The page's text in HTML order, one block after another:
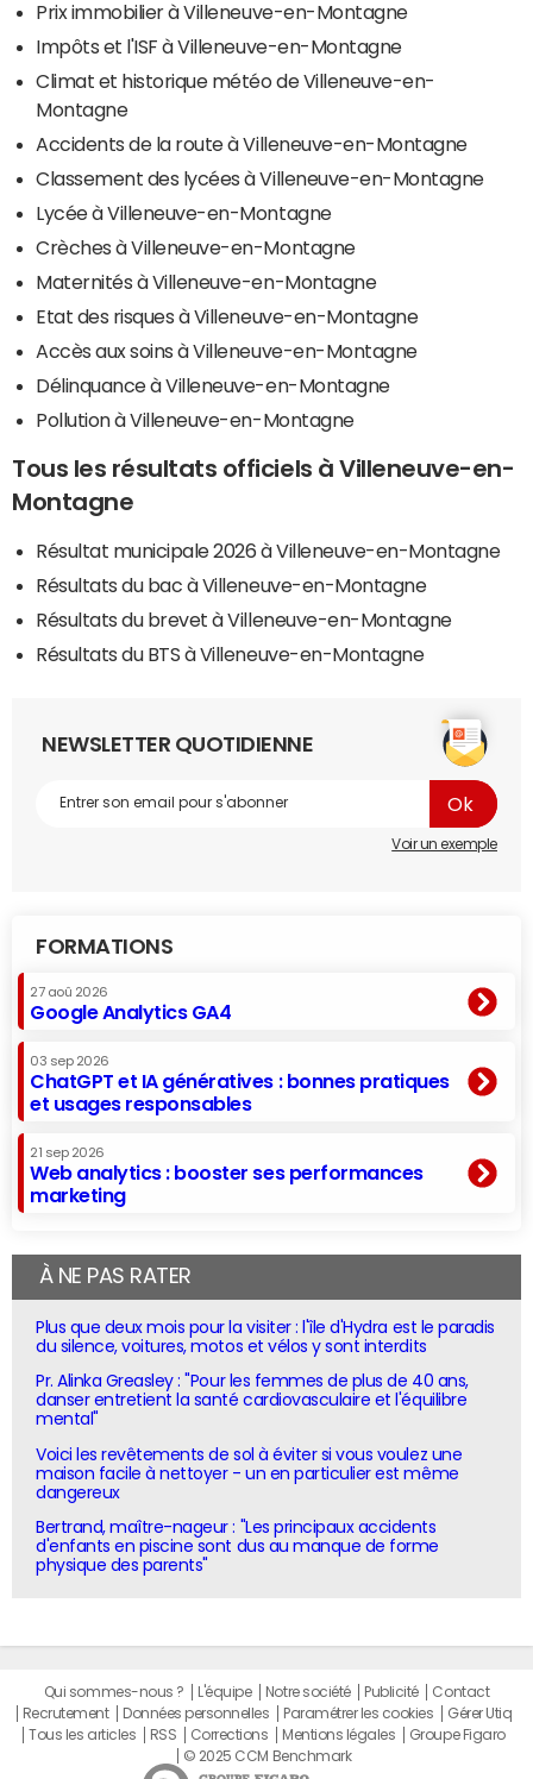
Prix immobilier à Villeneuve-en-Montagne
Impôts et l'ISF à Villeneuve-en-Montagne
Climat et historique météo de Villeneuve-en-
Montagne
Accidents de la route à Villeneuve-en-Montagne
Classement des lycées à Villeneuve-en-Montagne
Lycée à Villeneuve-en-Montagne
Crèches à Villeneuve-en-Montagne
Maternités à Villeneuve-en-Montagne
Etat des risques à Villeneuve-en-Montagne
Accès aux soins à Villeneuve-en-Montagne
Délinquance à Villeneuve-en-Montagne
Pollution à Villeneuve-en-Montagne
Tous les résultats officiels à Villeneuve-en-
Montagne
Résultat municipale 2026 à Villeneuve-en-Montagne
Résultats du bac à Villeneuve-en-Montagne
Résultats du brevet à Villeneuve-en-Montagne
Résultats du BTS à Villeneuve-en-Montagne
NEWSLETTER QUOTIDIENNE
Voir un exemple
FORMATIONS
27 aoû 2026
Google Analytics GA4
03 sep 2026
ChatGPT et IA génératives : bonnes pratiques
et usages responsables
21 sep 2026
Web analytics : booster ses performances
marketing
À NE PAS RATER
Plus que deux mois pour la visiter : l'île d'Hydra est le paradis
du silence, voitures, motos et vélos y sont interdits
Pr. Alinka Greasley : "Pour les femmes de plus de 40 ans,
danser entretient la santé cardiovasculaire et l'équilibre
mental"
Voici les revêtements de sol à éviter si vous voulez une
maison facile à nettoyer - un en particulier est même
dangereux
Bertrand, maître-nageur : "Les principaux accidents
d'enfants en piscine sont dus au manque de forme
physique des parents"
Qui sommes-nous ? L'équipe Notre société Publicité
Contact
Recrutement
Données personnelles Paramétrer les cookies
Gérer Utiq
Tous les articles
RSS Corrections Mentions légales
Groupe Figaro
© 2025 CCM Benchmark